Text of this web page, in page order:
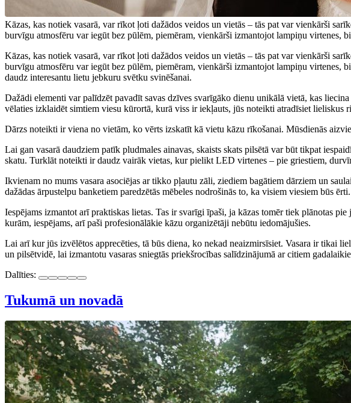
Kāzas, kas notiek vasarā, var rīkot ļoti dažādos veidos un vietās – tās pat var vienkārši
burvīgu atmosfēru var iegūt bez pūlēm, piemēram, vienkārši izmantojot lampiņu virtenes,
Kāzas, kas notiek vasarā, var rīkot ļoti dažādos veidos un vietās – tās pat var vienkārši
burvīgu atmosfēru var iegūt bez pūlēm, piemēram, vienkārši izmantojot lampiņu virtenes,
daudz interesantu lietu jebkuru svētku svinēšanai.
Dažādi elementi var palīdzēt pavadīt savas dzīves svarīgāko dienu unikālā vietā, kas
vēlaties izklaidēt simtiem viesu kūrortā, kurā viss ir iekļauts, jūs noteikti atradīsiet
Dārzs noteikti ir viena no vietām, ko vērts izskatīt kā vietu kāzu rīkošanai. Mūsdienās
Lai gan vasarā daudziem patīk pludmales ainavas, skaists skats pilsētā var būt tikpat
skatu. Turklāt noteikti ir daudz vairāk vietas, kur pielikt LED virtenes – pie griestiem,
Ikvienam no mums vasara asociējas ar tikko pļautu zāli, ziediem bagātiem dārziem un
dažādas ārpustelpu banketiem paredzētās mēbeles nodrošinās to, ka visiem viesiem būs ērti.
Iespējams izmantot arī praktiskas lietas. Tas ir svarīgi īpaši, ja kāzas tomēr tiek plānotas
kurām, iespējams, arī paši profesionālākie kāzu organizētāji nebūtu iedomājušies.
Lai arī kur jūs izvēlētos apprecēties, tā būs diena, ko nekad neaizmirsīsiet. Vasara ir tikai
un pilsētvidē, lai izmantotu vasaras sniegtās priekšrocības salīdzinājumā ar citiem
Dalīties:
Tukumā un novadā